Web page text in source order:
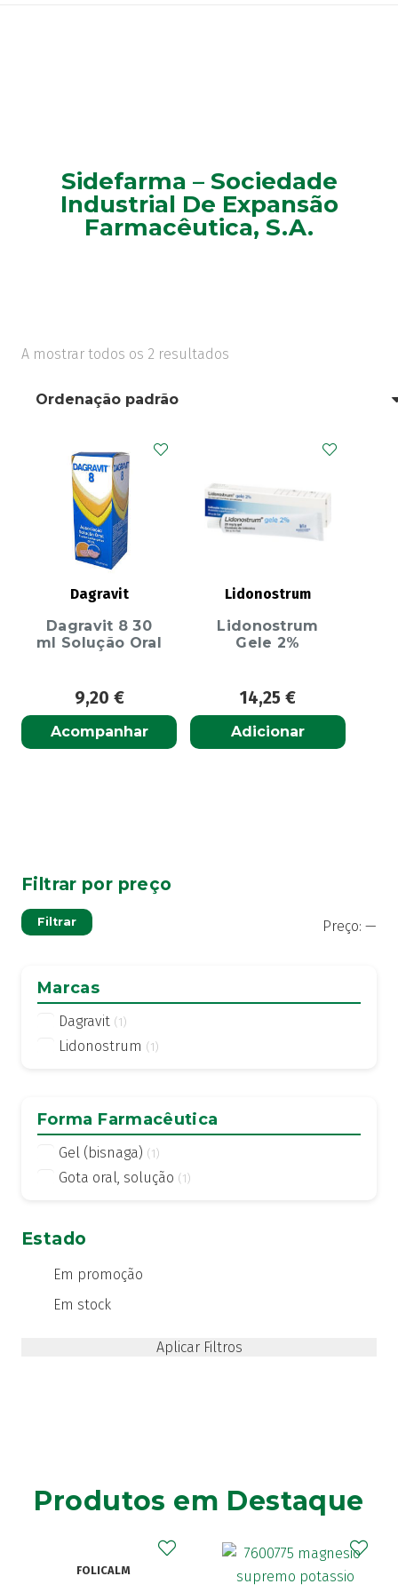
Sidefarma – Sociedade
Industrial De Expansão
Farmacêutica, S.A.
A mostrar todos os 2 resultados
Dagravit
Dagravit 8 30
ml Solução Oral
9,20 €
Acompanhar
Lidonostrum
Lidonostrum
Gele 2%
14,25 €
Adicionar
Filtrar por preço
Filtrar Preço: —
Marcas
Dagravit (1)
Lidonostrum (1)
Forma Farmacêutica
Gel (bisnaga) (1)
Gota oral, solução (1)
Estado
Em promoção
Em stock
Produtos em Destaque
FOLICALM